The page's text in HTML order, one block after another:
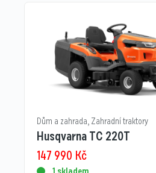
Dům a zahrada, Zahradní traktory
Husqvarna TC 220T
147 990 Kč